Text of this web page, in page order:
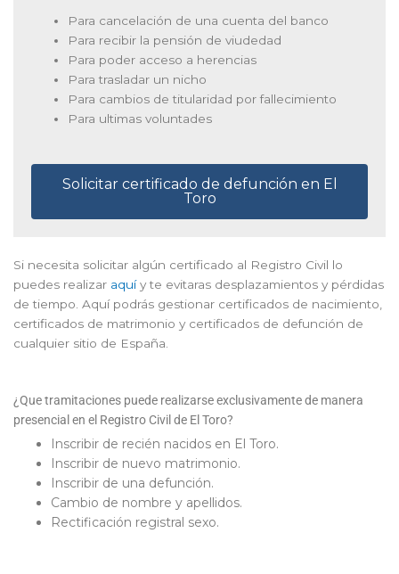
Para cancelación de una cuenta del banco
Para recibir la pensión de viudedad
Para poder acceso a herencias
Para trasladar un nicho
Para cambios de titularidad por fallecimiento
Para ultimas voluntades
Solicitar certificado de defunción en El
Toro
Si necesita solicitar algún certificado al Registro Civil lo
puedes realizar aquíy te evitaras desplazamientos y pérdidas
de tiempo. Aquí podrás gestionar certificados de nacimiento,
certificados de matrimonio y certificados de defunción de
cualquier sitio de España.
¿Que tramitaciones puede realizarse exclusivamente de manera
presencial en el Registro Civil de El Toro?
Inscribir de recién nacidos en El Toro.
Inscribir de nuevo matrimonio.
Inscribir de una defunción.
Cambio de nombre y apellidos.
Rectificación registral sexo.